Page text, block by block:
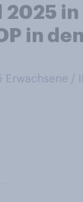
2025
in
Erwachsene /